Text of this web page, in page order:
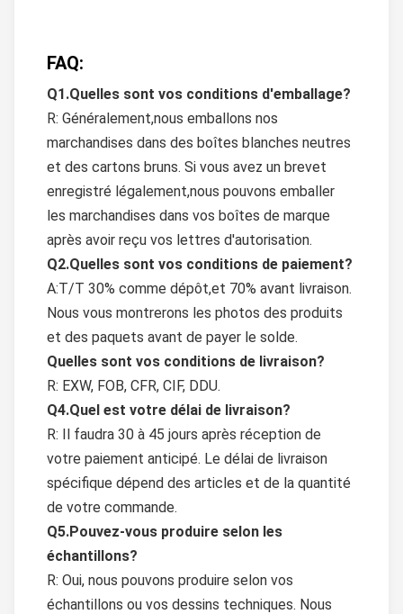
FAQ:
Q1.Quelles sont vos conditions d'emballage?
R: Généralement,nous emballons nos
marchandises dans des boîtes blanches neutres
et des cartons bruns. Si vous avez un brevet
enregistré légalement,nous pouvons emballer
les marchandises dans vos boîtes de marque
après avoir reçu vos lettres d'autorisation.
Q2.Quelles sont vos conditions de paiement?
A:T/T 30% comme dépôt,et 70% avant livraison.
Nous vous montrerons les photos des produits
et des paquets avant de payer le solde.
Quelles sont vos conditions de livraison?
R: EXW, FOB, CFR, CIF, DDU.
Q4.Quel est votre délai de livraison?
R: Il faudra 30 à 45 jours après réception de
votre paiement anticipé. Le délai de livraison
spécifique dépend des articles et de la quantité
de votre commande.
Q5.Pouvez-vous produire selon les
échantillons?
R: Oui, nous pouvons produire selon vos
échantillons ou vos dessins techniques. Nous